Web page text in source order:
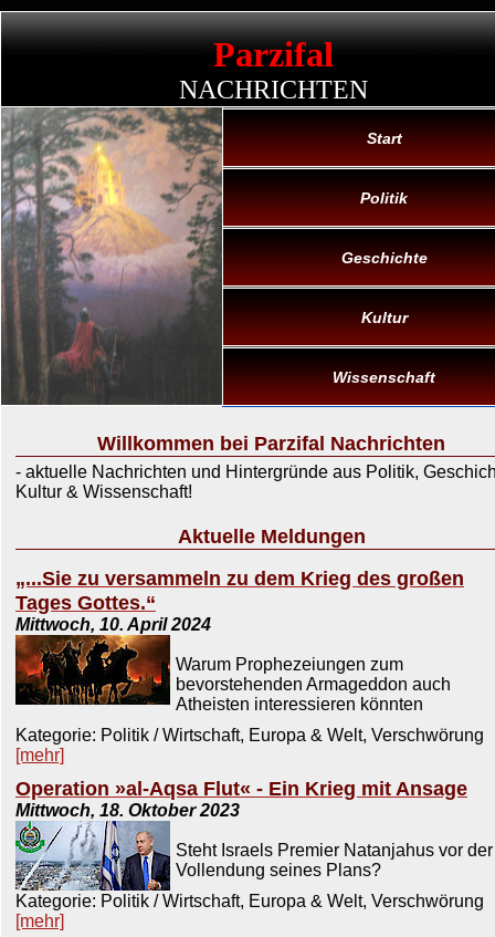
Parzifal
NACHRICHTEN
Start
Politik
Geschichte
Kultur
Wissenschaft
Willkommen bei Parzifal Nachrichten
- aktuelle Nachrichten und Hintergründe aus Politik,
Kultur & Wissenschaft!
Aktuelle Meldungen
„...Sie zu versammeln zu dem Krieg des großen
Tages Gottes.“
Mittwoch, 10. April 2024
Warum Prophezeiungen zum
bevorstehenden Armageddon auch
Atheisten interessieren könnten
Kategorie: Politik / Wirtschaft, Europa & Welt, Verschwörung
[mehr]
Operation »al-Aqsa Flut« - Ein Krieg mit Ansage
Mittwoch, 18. Oktober 2023
Steht Israels Premier Natanjahus vor der
Vollendung seines Plans?
Kategorie: Politik / Wirtschaft, Europa & Welt, Verschwörung
[mehr]